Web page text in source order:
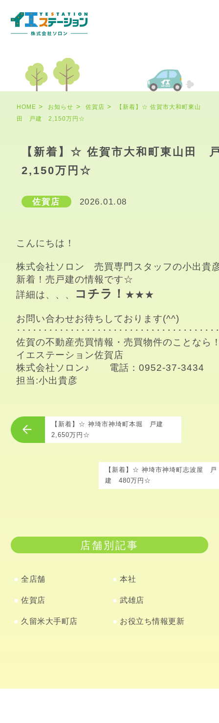
HOME お知らせ 佐賀店
【新着】☆ 佐賀市大和町東山
田 戸建 2,150万円☆
【新着】☆ 佐賀市大和町東山田
2,150万円☆
佐賀店 2026.01.08
こんにちは！
株式会社ソロン　売買専門スタッフの小出貴
新着！売戸建の情報です☆
詳細は、、、
コチラ ！ ★★★
お問い合わせお待ちしております(^^)
･････････････････････････････････････
佐賀の不動産売買情報・売買物件のことなら
イエステーション佐賀店
株式会社ソロン♪　　電話：0952-37-3434
担当:小出貴彦
【新着】☆ 神埼市神埼町本堀 戸建
2,650万円☆
【新着】☆ 神埼市神埼町志波屋 戸
建 480万円☆
店舗別記事
全店舗 本社
佐賀店 武雄店
久留米大手町店 お役立ち情報更新